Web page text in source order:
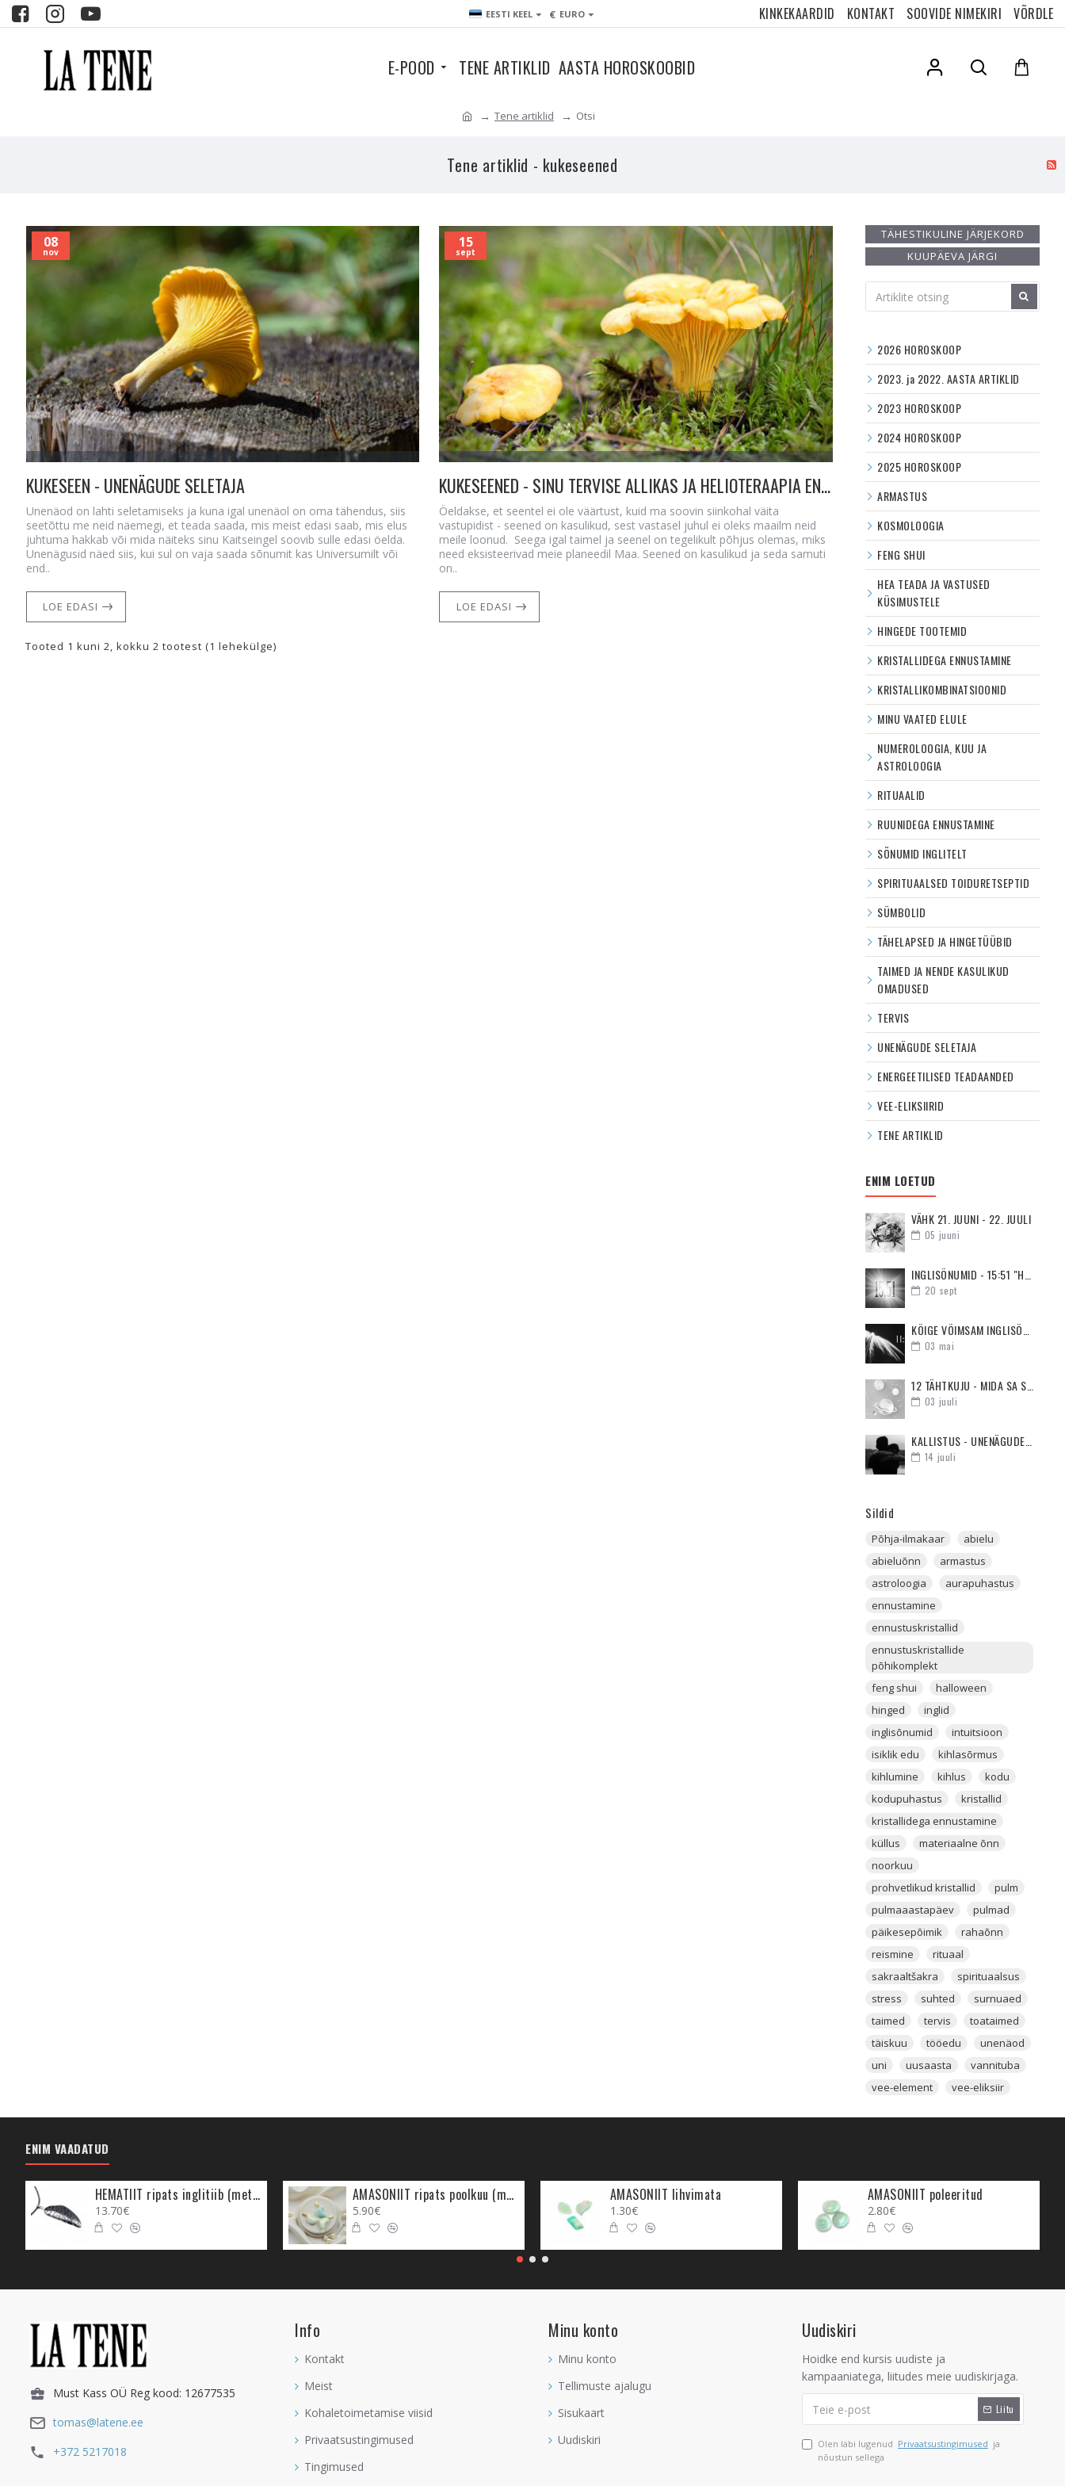
EESTI KEEL € EURO KINKEKAARDID KONTAKT SOOVIDE NIMEKIRI VÕRDLE
E-POOD TENE ARTIKLID AASTA HOROSKOOBID
Tene artiklid Otsi
Tene artiklid - kukeseened
08
nov
KUKESEEN - UNENÄGUDE SELETAJA
Unenäod on lahti seletamiseks ja kuna igal unenäol on oma tähendus, siis
seetõttu me neid näemegi, et teada saada, mis meist edasi saab, mis elus
juhtuma hakkab või mida näiteks sinu Kaitseingel soovib sulle edasi öelda.
Unenägusid näed siis, kui sul on vaja saada sõnumit kas Universumilt või
end..
LOE EDASI
15
sept
KUKESEENED - SINU TERVISE ALLIKAS JA HELIOTERAAPIA ENERGIA EDENDAJA
Öeldakse, et seentel ei ole väärtust, kuid ma soovin siinkohal väita
vastupidist - seened on kasulikud, sest vastasel juhul ei oleks maailm neid
meile loonud. Seega igal taimel ja seenel on tegelikult põhjus olemas, miks
need eksisteerivad meie planeedil Maa. Seened on kasulikud ja seda samuti
on..
LOE EDASI
Tooted 1 kuni 2, kokku 2 tootest (1 lehekülge)
TÄHESTIKULINE JÄRJEKORD
KUUPÄEVA JÄRGI
2026 HOROSKOOP
2023. ja 2022. AASTA ARTIKLID
2023 HOROSKOOP
2024 HOROSKOOP
2025 HOROSKOOP
ARMASTUS
KOSMOLOOGIA
FENG SHUI
HEA TEADA JA VASTUSED
KÜSIMUSTELE
HINGEDE TOOTEMID
KRISTALLIDEGA ENNUSTAMINE
KRISTALLIKOMBINATSIOONID
MINU VAATED ELULE
NUMEROLOOGIA, KUU JA
ASTROLOOGIA
RITUAALID
RUUNIDEGA ENNUSTAMINE
SÕNUMID INGLITELT
SPIRITUAALSED TOIDURETSEPTID
SÜMBOLID
TÄHELAPSED JA HINGETÜÜBID
TAIMED JA NENDE KASULIKUD
OMADUSED
TERVIS
UNENÄGUDE SELETAJA
ENERGEETILISED TEADAANDED
VEE-ELIKSIIRID
TENE ARTIKLID
ENIM LOETUD
VÄHK 21. JUUNI - 22. JUULI
05 juuni
20 sept
03 mai
03 juuli
KALLISTUS - UNENÄGUDE SELETAJA
14 juuli
Sildid
Põhja-ilmakaar
abielu
abieluõnn
armastus
astroloogia
aurapuhastus
ennustamine
ennustuskristallid
ennustuskristallide
põhikomplekt
feng shui
halloween
hinged
inglid
inglisõnumid
intuitsioon
isiklik edu
kihlasõrmus
kihlumine
kihlus
kodu
kodupuhastus
kristallid
kristallidega ennustamine
küllus
materiaalne õnn
noorkuu
prohvetlikud kristallid
pulm
pulmaaastapäev
pulmad
päikesepõimik
rahaõnn
reismine
rituaal
sakraaltšakra
spirituaalsus
stress
suhted
surnuaed
taimed
tervis
toataimed
täiskuu
tööedu
unenäod
uni
uusaasta
vannituba
vee-element
vee-eliksiir
ENIM VAADATUD
HEMATIIT ripats inglitiib (metall)
13.70€
AMASONIIT ripats poolkuu (metall)
5.90€
AMASONIIT lihvimata
1.30€
AMASONIIT poleeritud
2.80€
Must Kass OÜ Reg kood: 12677535
tomas@latene.ee
+372 5217018
Info
Kontakt
Meist
Kohaletoimetamise viisid
Privaatsustingimused
Tingimused
Minu konto
Minu konto
Tellimuste ajalugu
Sisukaart
Uudiskiri
Uudiskiri
Hoidke end kursis uudiste ja
kampaaniatega, liitudes meie uudiskirjaga.
Liitu
Olen läbi lugenud Privaatsustingimused ja
nõustun sellega